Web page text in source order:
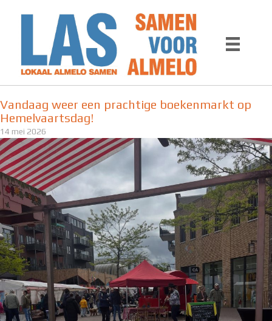
Vandaag weer een prachtige boekenmarkt op
Hemelvaartsdag!
14 mei 2026